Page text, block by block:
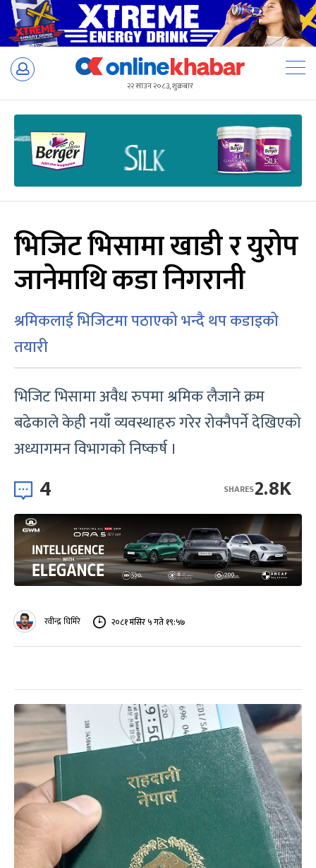
Skip
२२ साउन २०८३, शुक्रबार
भिजिट भिसामा खाडी र युरोप
जानेमाथि कडा निगरानी
श्रमिकलाई भिजिटमा पठाएको भन्दै थप कडाइको
तयारी
भिजिट भिसामा अवैध रुपमा श्रमिक लैजाने क्रम
बढेकाले केही नयाँ व्यवस्थाहरु गरेर रोक्नैपर्ने देखिएको
अध्यागमन विभागको निष्कर्ष ।
4 2.8K
SHARES
रवीन्द्र घिमिरे २०८१ मंसिर ५ गते १९:५७